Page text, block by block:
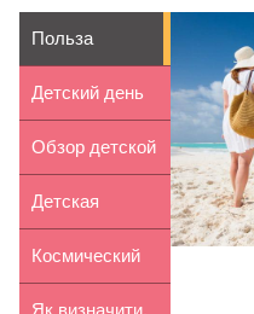
Польза
отдыха на
море
Детский день
рождения в
стиле м...
Обзор детской
коляски 2 в 1
Ada...
Детская
вышиванка как
оберег: з...
Космический
день рождения
Як визначити,